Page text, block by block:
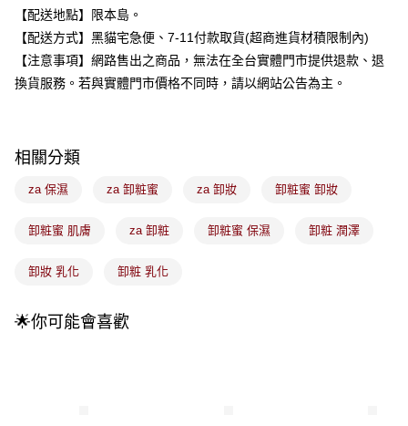
全盈+PAY
【大哥付你分期使用說明】
成交易。
4.訂單成立30分鐘內，如未前往確認交易或遇審核未通過，訂單將自動取
法說明評估內容。
醒簡訊。
運送方式
全家取貨付款
付款後全家取貨
每筆NT$100，滿NT$899(含以上)免運費
每筆NT$100，滿NT$899(含以上)免運費
【配送地點】限本島。
【配送方式】黑貓宅急便、7-11付款取貨(超商進貨材積限制內)
【注意事項】網路售出之商品，無法在全台實體門市提供退款、退
換貨服務。若與實體門市價格不同時，請以網站公告為主。
相關分類
za 保濕 za 卸粧蜜 za 卸妝 卸粧蜜 卸妝
卸粧蜜 肌膚 za 卸粧 卸粧蜜 保濕 卸粧 潤澤
卸妝 乳化 卸粧 乳化
🌟你可能會喜歡